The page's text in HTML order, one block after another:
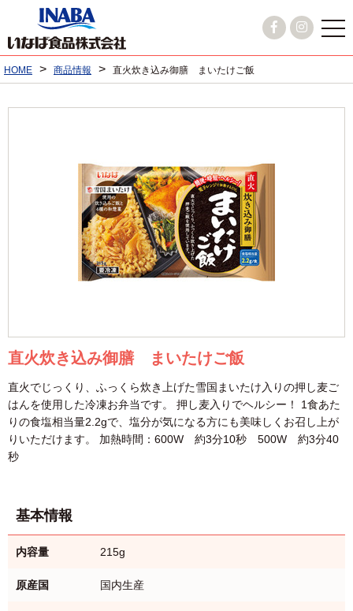
HOME > 商品情報 > 直火炊き込み御膳 まいたけご飯
直火炊き込み御膳 まいたけご飯
直火でじっくり、ふっくら炊き上げた雪国まいたけ入りの押し麦ご
はんを使用した冷凍お弁当です。 押し麦入りでヘルシー！ 1食あた
りの食塩相当量2.2gで、塩分が気になる方にも美味しくお召し上が
りいただけます。 加熱時間：600W 約3分10秒 500W 約3分40
秒
基本情報
内容量 215g
原産国 国内生産